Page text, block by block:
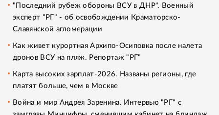
"Последний рубеж обороны ВСУ в ДНР". Военный
эксперт "РГ" - об освобождении Краматорско-
Славянской агломерации
Как живет курортная Архипо-Осиповка после налета
дронов ВСУ на пляж. Репортаж "РГ"
Карта высоких зарплат-2026. Названы регионы, где
платят больше, чем в Москве
Война и мир Андрея Заренина. Интервью "РГ" с